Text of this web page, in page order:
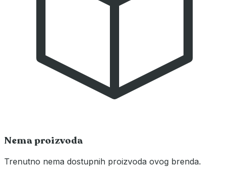
Nema proizvoda
Trenutno nema dostupnih proizvoda ovog brenda.